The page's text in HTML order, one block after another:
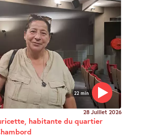
22 min
28 Juillet 2026
habitante du quartier